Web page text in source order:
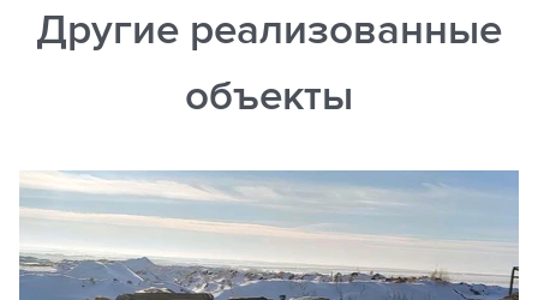
Другие реализованные
объекты